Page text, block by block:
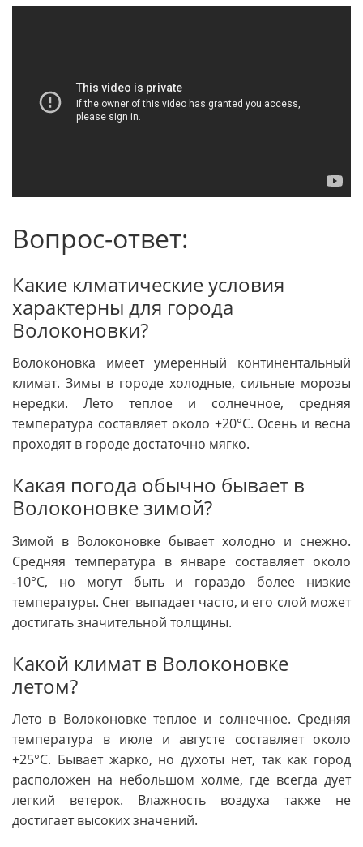
Вопрос-ответ:
Какие клматические условия
характерны для города
Волоконовки?
Волоконовка имеет умеренный континентальный
климат. Зимы в городе холодные, сильные морозы
нередки. Лето теплое и солнечное, средняя
температура составляет около +20°C. Осень и весна
проходят в городе достаточно мягко.
Какая погода обычно бывает в
Волоконовке зимой?
Зимой в Волоконовке бывает холодно и снежно.
Средняя температура в январе составляет около
-10°C, но могут быть и гораздо более низкие
температуры. Снег выпадает часто, и его слой может
достигать значительной толщины.
Какой климат в Волоконовке
летом?
Лето в Волоконовке теплое и солнечное. Средняя
температура в июле и августе составляет около
+25°C. Бывает жарко, но духоты нет, так как город
расположен на небольшом холме, где всегда дует
легкий ветерок. Влажность воздуха также не
достигает высоких значений.